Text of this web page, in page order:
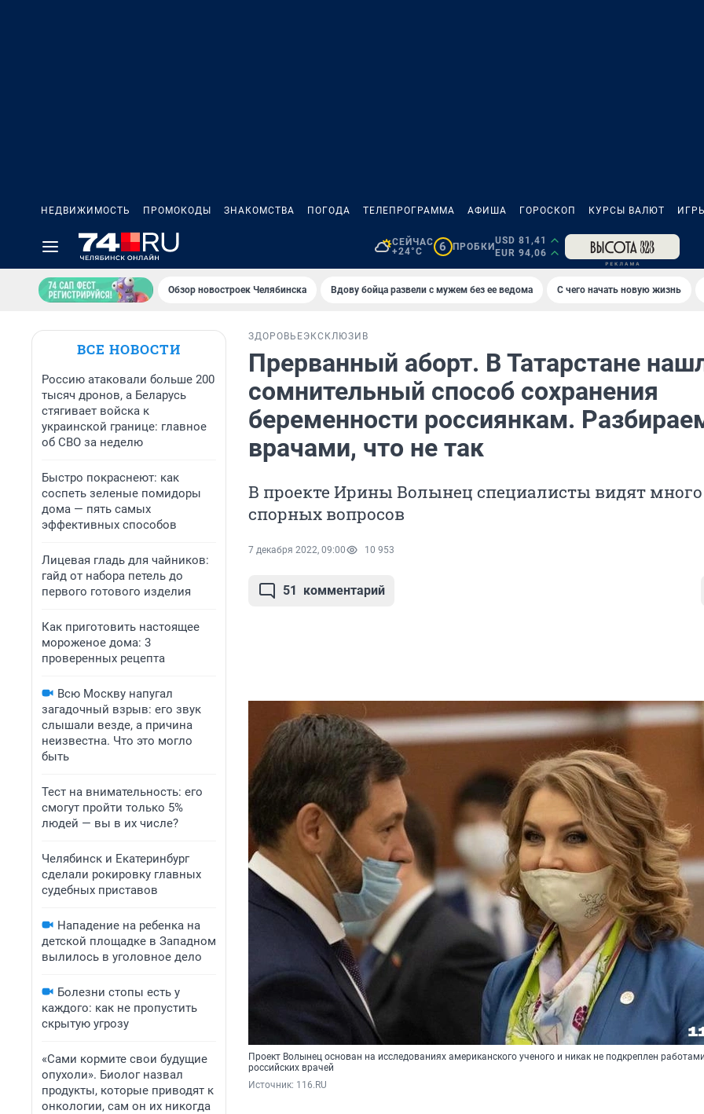
НЕДВИЖИМОСТЬ ПРОМОКОДЫ ЗНАКОМСТВА ПОГОДА ТЕЛЕПРОГРАММА АФИША ГОРОСКОП КУРСЫ ВАЛЮТ ИГРЫ
СЕЙЧАС
+24°C
6 ПРОБКИ
USD 81,41
EUR 94,06
Обзор новостроек Челябинска Вдову бойца развели с мужем без ее ведома С чего начать новую жизнь
ВСЕ НОВОСТИ
Россию атаковали больше 200
тысяч дронов, а Беларусь
стягивает войска к
украинской границе: главное
об СВО за неделю
Быстро покраснеют: как
соспеть зеленые помидоры
дома — пять самых
эффективных способов
Лицевая гладь для чайников:
гайд от набора петель до
первого готового изделия
Как приготовить настоящее
мороженое дома: 3
проверенных рецепта
Всю Москву напугал
загадочный взрыв: его звук
слышали везде, а причина
неизвестна. Что это могло
быть
Тест на внимательность: его
смогут пройти только 5%
людей — вы в их числе?
Челябинск и Екатеринбург
сделали рокировку главных
судебных приставов
Нападение на ребенка на
детской площадке в Западном
вылилось в уголовное дело
Болезни стопы есть у
каждого: как не пропустить
скрытую угрозу
«Сами кормите свои будущие
опухоли». Биолог назвал
продукты, которые приводят к
онкологии, сам он их никогда
ЗДОРОВЬЕЭКСКЛЮЗИВ
Прерванный аборт. В Татарстане
сомнительный способ сохранения
беременности россиянкам.
врачами, что не так
В проекте Ирины Волынец специалисты видят много
спорных вопросов
7 декабря 2022, 09:00 10 953
51 комментарий
Проект Волынец основан на исследованиях американского ученого и никак не подкреплен работами
российских врачей
Источник: 116.RU